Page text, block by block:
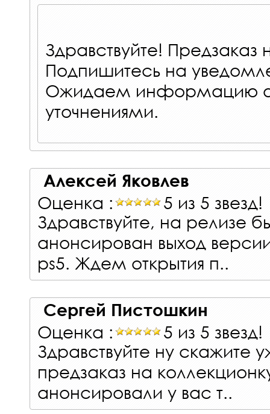
Здравствуйте!
Подпишитесь на
Ожидаем информацию
уточнениями.
Алексей Яковлев
Оценка :
5 из 5 звезд!
Здравствуйте, на релизе
анонсирован выход
ps5. Ждем открытия п..
Сергей Пистошкин
Оценка :
5 из 5 звезд!
Здравствуйте ну скажите
предзаказ на
анонсировали у вас т..